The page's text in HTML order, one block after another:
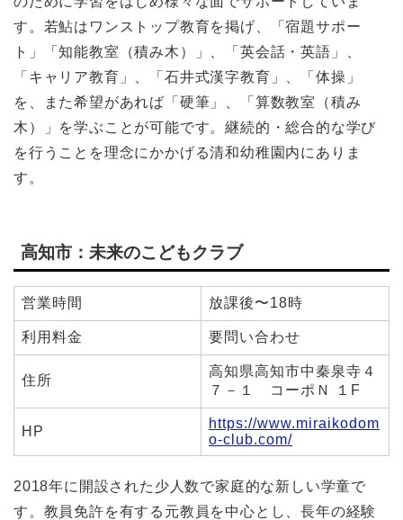
す。若鮎はワンストップ教育を掲げ、「宿題サポー
ト」「知能教室（積み木）」、「英会話・英語」、
「キャリア教育」、「石井式漢字教育」、「体操」
を、また希望があれば「硬筆」、「算数教室（積み
木）」を学ぶことが可能です。継続的・総合的な学び
を行うことを理念にかかげる清和幼稚園内にありま
す。
高知市：未来のこどもクラブ
営業時間 放課後〜18時
利用料金 要問い合わせ
住所
高知県高知市中秦泉寺４
７－１ コーポＮ １F
HP
https://www.miraikodom
o-club.com/
2018年に開設された少人数で家庭的な新しい学童で
す。教員免許を有する元教員を中心とし、長年の経験